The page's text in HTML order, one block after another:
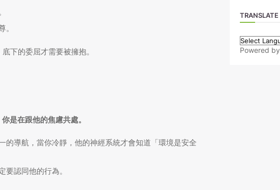
下的委屈才需要被擁抱。
是在跟他的焦慮共處。
的導航，當你冷靜，他的神經系統才會知道「環境是安全
認同他的行為。
TRANSLATE
Powered by